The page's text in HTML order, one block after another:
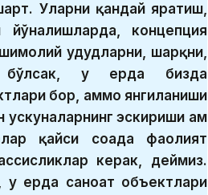
Уларни қандай яратиш,
йўналишларда, концепция
ҳудудларни, шарқни,
бўлсак, у ерда бизда
бор, аммо янгиланиши
эскириши ҳам
қайси соҳада фаолият
керак, деймиз.
у ерда саноат объектлари